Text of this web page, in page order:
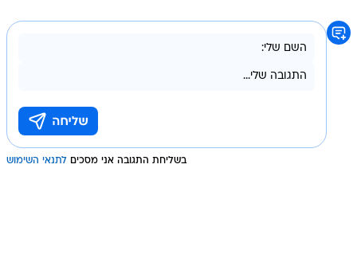
בשליחת התגובה אני מסכים לתנאי השימוש